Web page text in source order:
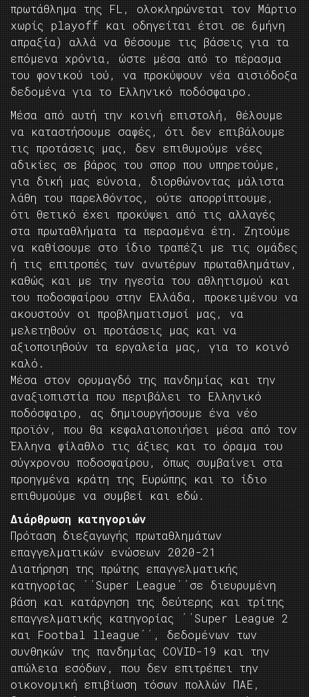
πρωτάθλημα της FL, ολοκληρώνεται τον Μάρτιο
χωρίς playoff και οδηγείται έτσι σε 6μήνη
απραξία) αλλά να θέσουμε τις βάσεις για τα
επόμενα χρόνια, ώστε μέσα από το πέρασμα
του φονικού ιού, να προκύψουν νέα αισιόδοξα
δεδομένα για το Ελληνικό ποδόσφαιρο.
Μέσα από αυτή την κοινή επιστολή, θέλουμε
να καταστήσουμε σαφές, ότι δεν επιβάλουμε
τις προτάσεις μας, δεν επιθυμούμε νέες
αδικίες σε βάρος του σπορ που υπηρετούμε,
για δική μας εύνοια, διορθώνοντας μάλιστα
λάθη του παρελθόντος, ούτε απορρίπτουμε,
ότι θετικό έχει προκύψει από τις αλλαγές
στα πρωταθλήματα τα περασμένα έτη. Ζητούμε
να καθίσουμε στο ίδιο τραπέζι με τις ομάδες
ή τις επιτροπές των ανωτέρων πρωταθλημάτων,
καθώς και με την ηγεσία του αθλητισμού και
του ποδοσφαίρου στην Ελλάδα, προκειμένου να
ακουστούν οι προβληματισμοί μας, να
μελετηθούν οι προτάσεις μας και να
αξιοποιηθούν τα εργαλεία μας, για το κοινό
καλό.
Μέσα στον ορυμαγδό της πανδημίας και την
αναξιοπιστία που περιβάλει το Ελληνικό
ποδόσφαιρο, ας δημιουργήσουμε ένα νέο
προϊόν, που θα κεφαλαιοποιήσει μέσα από τον
Έλληνα φίλαθλο τις άξιες και το όραμα του
σύγχρονου ποδοσφαίρου, όπως συμβαίνει στα
προηγμένα κράτη της Ευρώπης και το ίδιο
επιθυμούμε να συμβεί και εδώ.
Διάρθρωση κατηγοριών
Πρόταση διεξαγωγής πρωταθλημάτων
επαγγελματικών ενώσεων 2020-21
Διατήρηση της πρώτης επαγγελματικής
κατηγορίας ΄΄Super League΄΄σε διευρυμένη
βάση και κατάργηση της δεύτερης και τρίτης
επαγγελματικής κατηγορίας ΄΄Super League 2
και Footbal lleague΄΄, δεδομένων των
συνθηκών της πανδημίας COVID-19 και την
απώλεια εσόδων, που δεν επιτρέπει την
οικονομική επιβίωση τόσων πολλών ΠΑΕ,